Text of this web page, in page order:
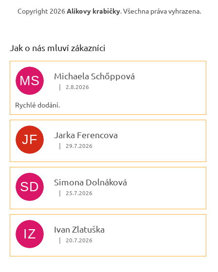
Copyright 2026 Alíkovy krabičky. Všechna práva vyhrazena.
Jak o nás mluví zákazníci
MS Michaela Schőppová
Hodnocení obchodu je 5 z 5 hvězdiček.
| 2.8.2026
Rychlé dodání.
JF Jarka Ferencova
Hodnocení obchodu je 5 z 5 hvězdiček.
| 29.7.2026
SD Simona Dolnáková
Hodnocení obchodu je 5 z 5 hvězdiček.
| 25.7.2026
IZ Ivan Zlatuška
Hodnocení obchodu je 5 z 5 hvězdiček.
| 20.7.2026